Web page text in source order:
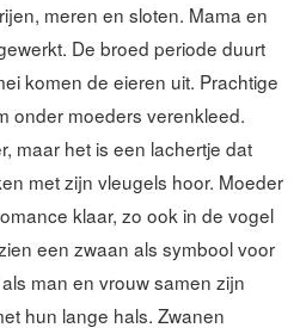
meren en sloten. Mama en
De broed periode duurt
komen de eieren uit. Prachtige
onder moeders verenkleed.
maar het is een lachertje dat
met zijn vleugels hoor. Moeder
klaar, zo ook in de vogel
een zwaan als symbool voor
man en vrouw samen zijn
hun lange hals. Zwanen